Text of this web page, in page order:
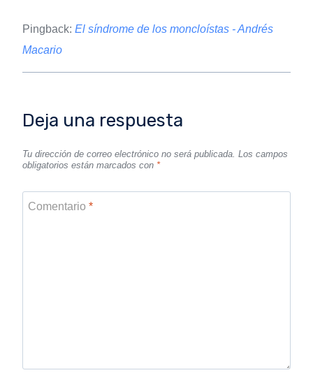
Pingback: El síndrome de los moncloístas - Andrés
Macario
Deja una respuesta
Tu dirección de correo electrónico no será publicada. Los campos
obligatorios están marcados con *
Comentario *